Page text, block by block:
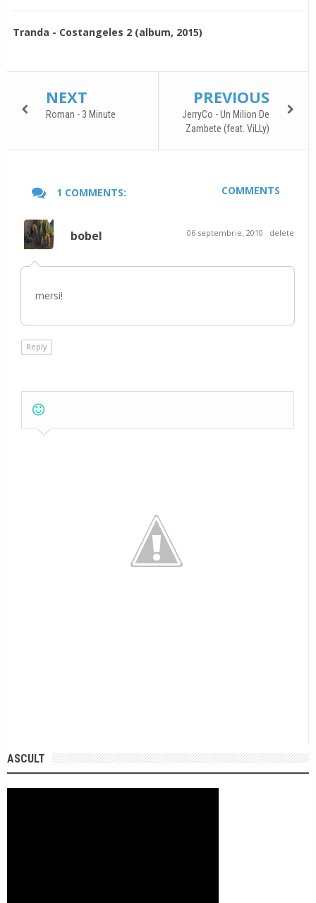
Tranda - Costangeles 2 (album, 2015)
NEXT
Roman - 3 Minute
PREVIOUS
JerryCo - Un Milion De
Zambete (feat. ViLLy)
1 COMMENTS: COMMENTS
bobel 06 septembrie, 2010 delete
mersi!
Reply
ASCULT